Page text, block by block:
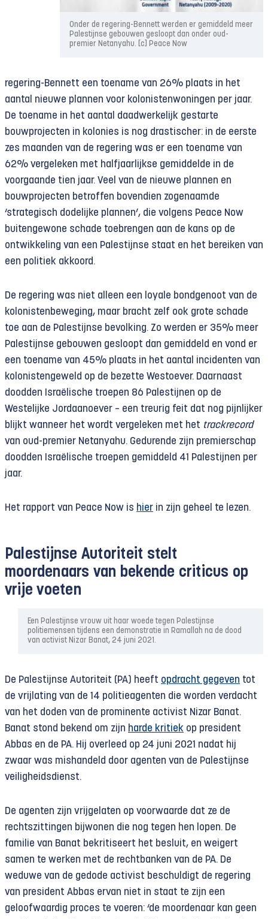
Onder de regering-Bennett werden er gemiddeld meer
Palestijnse gebouwen gesloopt dan onder oud-
premier Netanyahu. [c] Peace Now
regering-Bennett een toename van 26% plaats in het
aantal nieuwe plannen voor kolonistenwoningen per jaar.
De toename in het aantal daadwerkelijk gestarte
bouwprojecten in kolonies is nog drastischer: in de eerste
zes maanden van de regering was er een toename van
62% vergeleken met halfjaarlijkse gemiddelde in de
voorgaande tien jaar. Veel van de nieuwe plannen en
bouwprojecten betroffen bovendien zogenaamde
‘strategisch dodelijke plannen’, die volgens Peace Now
buitengewone schade toebrengen aan de kans op de
ontwikkeling van een Palestijnse staat en het bereiken van
een politiek akkoord.
De regering was niet alleen een loyale bondgenoot van de
kolonistenbeweging, maar bracht zelf ook grote schade
toe aan de Palestijnse bevolking. Zo werden er 35% meer
Palestijnse gebouwen gesloopt dan gemiddeld en vond er
een toename van 45% plaats in het aantal incidenten van
kolonistengeweld op de bezette Westoever. Daarnaast
doodden Israëlische troepen 86 Palestijnen op de
Westelijke Jordaanoever – een treurig feit dat nog pijnlijker
blijkt wanneer het wordt vergeleken met het trackrecord
van oud-premier Netanyahu. Gedurende zijn premierschap
doodden Israëlische troepen gemiddeld 41 Palestijnen per
jaar.
Het rapport van Peace Now is hier in zijn geheel te lezen.
Palestijnse Autoriteit stelt
moordenaars van bekende criticus op
vrije voeten
Een Palestijnse vrouw uit haar woede tegen Palestijnse
politiemensen tijdens een demonstratie in Ramallah na de dood
van activist Nizar Banat, 24 juni 2021.
De Palestijnse Autoriteit (PA) heeft opdracht gegeven tot
de vrijlating van de 14 politieagenten die worden verdacht
van het doden van de prominente activist Nizar Banat.
Banat stond bekend om zijn harde kritiek op president
Abbas en de PA. Hij overleed op 24 juni 2021 nadat hij
zwaar was mishandeld door agenten van de Palestijnse
veiligheidsdienst.
De agenten zijn vrijgelaten op voorwaarde dat ze de
rechtszittingen bijwonen die nog tegen hen lopen. De
familie van Banat bekritiseert het besluit, en weigert
samen te werken met de rechtbanken van de PA. De
weduwe van de gedode activist beschuldigt de regering
van president Abbas ervan niet in staat te zijn een
geloofwaardig proces te voeren: ‘de moordenaar kan geen